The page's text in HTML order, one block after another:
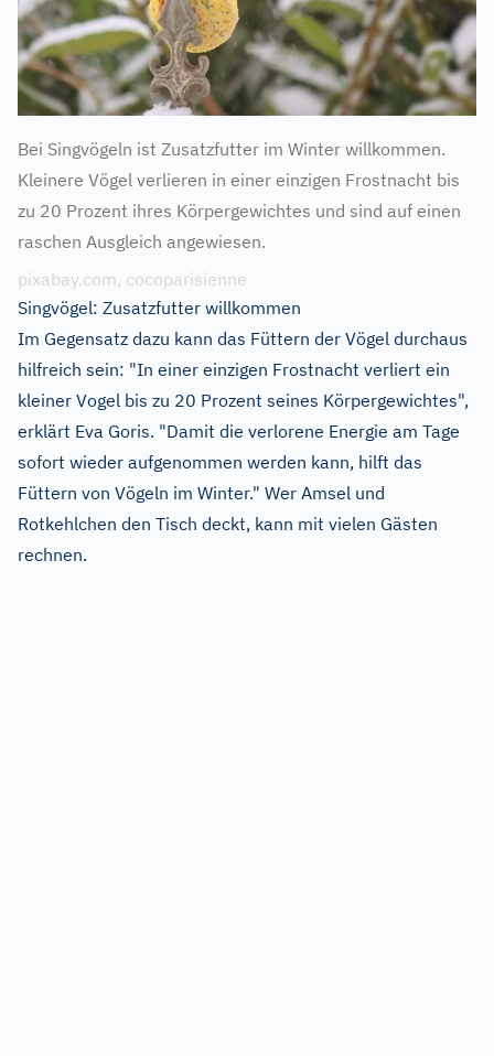
Bei Singvögeln ist Zusatzfutter im Winter willkommen.
Kleinere Vögel verlieren in einer einzigen Frostnacht bis
zu 20 Prozent ihres Körpergewichtes und sind auf einen
raschen Ausgleich angewiesen.
pixabay.com, cocoparisienne
Singvögel: Zusatzfutter willkommen
Im Gegensatz dazu kann das Füttern der Vögel durchaus
hilfreich sein: "In einer einzigen Frostnacht verliert ein
kleiner Vogel bis zu 20 Prozent seines Körpergewichtes",
erklärt Eva Goris. "Damit die verlorene Energie am Tage
sofort wieder aufgenommen werden kann, hilft das
Füttern von Vögeln im Winter." Wer Amsel und
Rotkehlchen den Tisch deckt, kann mit vielen Gästen
rechnen.